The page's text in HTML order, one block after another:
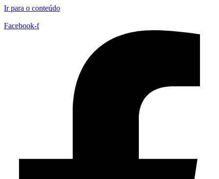
Ir para o conteúdo
Facebook-f